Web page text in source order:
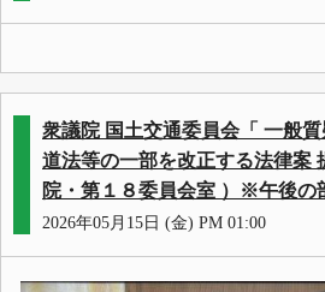
衆議院 国土交通委員会「 一般
道法等の一部を改正する法律案
院・第１８委員会室 ）※午後の
2026年05月15日 (金) PM 01:00